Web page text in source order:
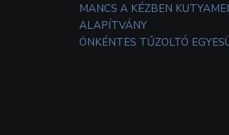
MANCS A KÉZBEN
ALAPÍTVÁNY
ÖNKÉNTES TŰZOLTÓ